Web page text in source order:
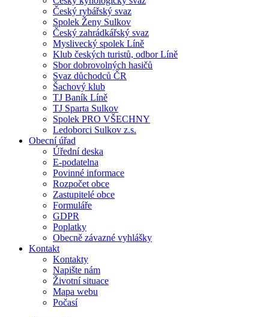
Český rybářský svaz
Spolek Ženy Sulkov
Český zahrádkářský svaz
Myslivecký spolek Líně
Klub českých turistů, odbor Líně
Sbor dobrovolných hasičů
Svaz důchodců ČR
Šachový klub
TJ Baník Líně
TJ Sparta Sulkov
Spolek PRO VŠECHNY
Ledoborci Sulkov z.s.
Obecní úřad
Úřední deska
E-podatelna
Povinné informace
Rozpočet obce
Zastupitelé obce
Formuláře
GDPR
Poplatky
Obecně závazné vyhlášky
Kontakt
Kontakty
Napište nám
Životní situace
Mapa webu
Počasí